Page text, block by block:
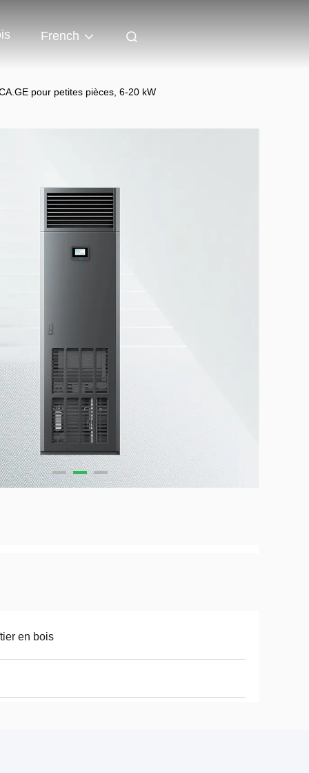
French
pour petites pièces, 6-20 kW
en bois